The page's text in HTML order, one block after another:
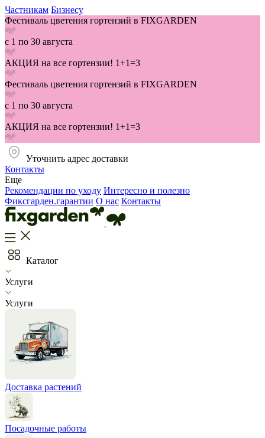
Частникам Бизнесу
Фестиваль цветения гортензий в FIXGARDEN
с 1 по 30 августа
АКЦИЯ на все гортензии! 1+1=3
Фестиваль цветения гортензий в FIXGARDEN
с 1 по 30 августа
АКЦИЯ на все гортензии! 1+1=3
Уточнить адрес доставки
Контакты
Еще
Рекомендации по уходу Интересно и полезно
Фиксгарден.гарантии О нас Контакты
Каталог
Услуги
Услуги
Доставка растений
Посадочные работы